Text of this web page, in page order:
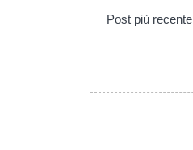
Post più recente